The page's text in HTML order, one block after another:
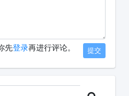
先登录再进行评论。 提交